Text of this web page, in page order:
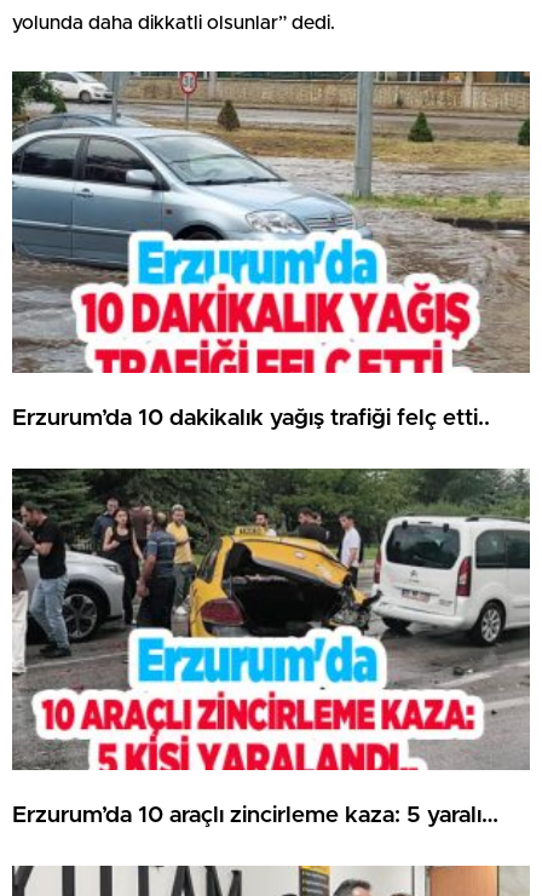
yolunda daha dikkatli olsunlar” dedi.
Erzurum’da 10 dakikalık yağış trafiği felç etti..
Erzurum’da 10 araçlı zincirleme kaza: 5 yaralı…